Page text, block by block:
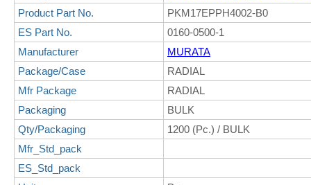
Product Part No.
PKM17EPPH4002-B0
ES Part No.
0160-0500-1
Manufacturer
MURATA
Package/Case
RADIAL
Mfr Package
RADIAL
Packaging
BULK
Qty/Packaging
1200 (Pc.) / BULK
Mfr_Std_pack
ES_Std_pack